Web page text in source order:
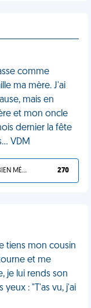
comme
ma mère. J'ai
mais en
et mon oncle
dernier la fête
VDM
TU L'AS BIEN MÉRITÉ 270
tiens mon cousin
et me
je lui rends son
yeux : "T'as vu, j'ai